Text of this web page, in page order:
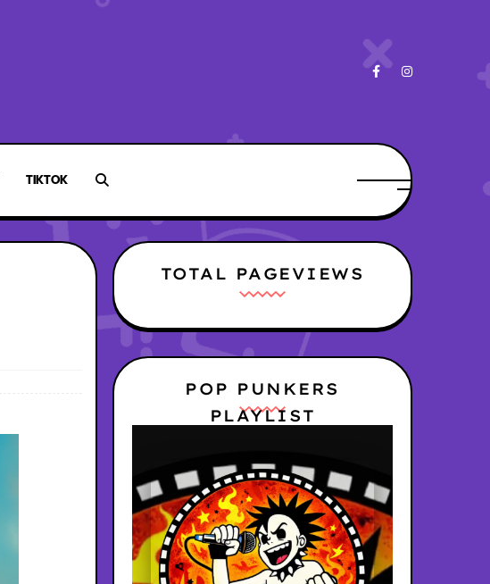
TIKTOK
TOTAL PAGEVIEWS
POP PUNKERS
PLAYLIST